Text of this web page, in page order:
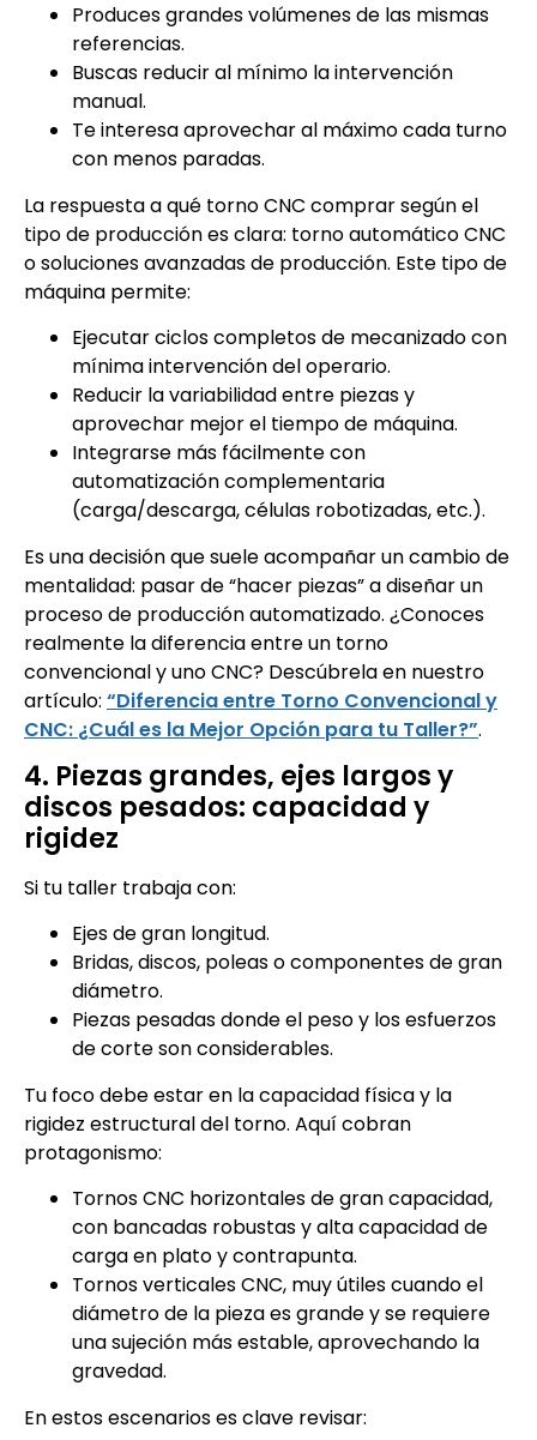
Produces grandes volúmenes de las mismas
referencias.
Buscas reducir al mínimo la intervención
manual.
Te interesa aprovechar al máximo cada turno
con menos paradas.
La respuesta a qué torno CNC comprar según el
tipo de producción es clara: torno automático CNC
o soluciones avanzadas de producción. Este tipo de
máquina permite:
Ejecutar ciclos completos de mecanizado con
mínima intervención del operario.
Reducir la variabilidad entre piezas y
aprovechar mejor el tiempo de máquina.
Integrarse más fácilmente con
automatización complementaria
(carga/descarga, células robotizadas, etc.).
Es una decisión que suele acompañar un cambio de
mentalidad: pasar de “hacer piezas” a diseñar un
proceso de producción automatizado. ¿Conoces
realmente la diferencia entre un torno
convencional y uno CNC? Descúbrela en nuestro
artículo: “Diferencia entre Torno Convencional y
CNC: ¿Cuál es la Mejor Opción para tu Taller?”.
4. Piezas grandes, ejes largos y
discos pesados: capacidad y
rigidez
Si tu taller trabaja con:
Ejes de gran longitud.
Bridas, discos, poleas o componentes de gran
diámetro.
Piezas pesadas donde el peso y los esfuerzos
de corte son considerables.
Tu foco debe estar en la capacidad física y la
rigidez estructural del torno. Aquí cobran
protagonismo:
Tornos CNC horizontales de gran capacidad,
con bancadas robustas y alta capacidad de
carga en plato y contrapunta.
Tornos verticales CNC, muy útiles cuando el
diámetro de la pieza es grande y se requiere
una sujeción más estable, aprovechando la
gravedad.
En estos escenarios es clave revisar: